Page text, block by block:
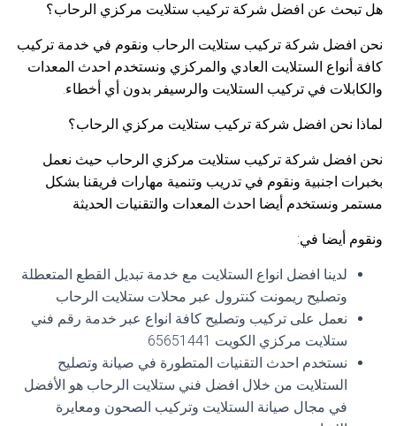
هل تبحث عن افضل شركة تركيب ستلايت مركزي الرحاب؟
نحن افضل شركة تركيب ستلايت الرحاب ونقوم في خدمة تركيب
كافة أنواع الستلايت العادي والمركزي ونستخدم احدث المعدات
والكابلات في تركيب الستلايت والرسيفر بدون أي أخطاء.
لماذا نحن افضل شركة تركيب ستلايت مركزي الرحاب؟
نحن افضل شركة تركيب ستلايت مركزي الرحاب حيث نعمل
بخبرات اجنبية ونقوم في تدريب وتنمية مهارات فريقنا بشكل
مستمر ونستخدم أيضا احدث المعدات والتقنيات الحديثة
ونقوم أيضا في:
لدينا افضل انواع الستلايت مع خدمة تبديل القطع المتعطلة
وتصليح ريمونت كنترول عبر محلات ستلايت الرحاب
نعمل على تركيب وتصليح كافة انواع عبر خدمة رقم فني
ستلايت مركزي الكويت 65651441
نستخدم احدث التقنيات المتطورة في صيانة وتصليح
الستلايت من خلال افضل فني ستلايت الرحاب هو الأفضل
في مجال صيانة الستلايت وتركيب الصحون ومعايرة